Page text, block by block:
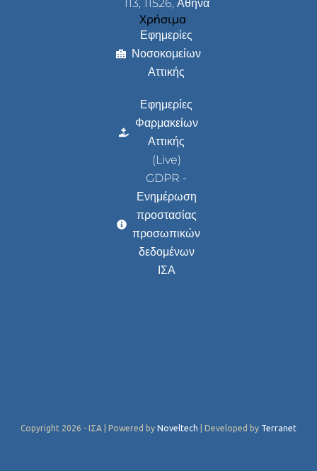
113, 11526, Αθήνα
Χρήσιμα
Εφημερίες
Νοσοκομείων
Αττικής
Εφημερίες
Φαρμακείων
Αττικής
(Live)
GDPR -
Ενημέρωση
προστασίας
προσωπικών
δεδομένων
ΙΣΑ
Copyright 2026 - ΙΣΑ | Powered by Noveltech | Developed by Terranet